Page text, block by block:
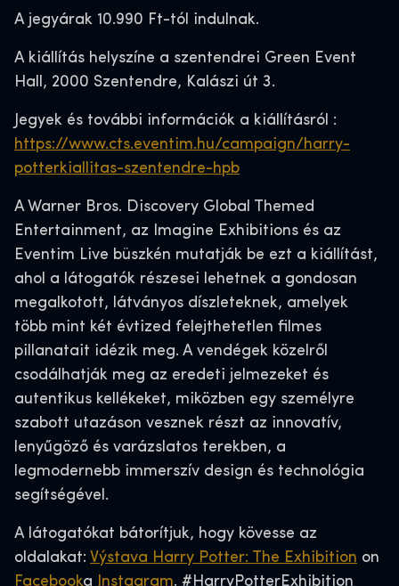
A jegyárak 10.990 Ft-tól indulnak.
A kiállítás helyszíne a szentendrei Green Event
Hall, 2000 Szentendre, Kalászi út 3.
Jegyek és további információk a kiállításról :
https://www.cts.eventim.hu/campaign/harry-
potterkiallitas-szentendre-hpb
A Warner Bros. Discovery Global Themed
Entertainment, az Imagine Exhibitions és az
Eventim Live büszkén mutatják be ezt a kiállítást,
ahol a látogatók részesei lehetnek a gondosan
megalkotott, látványos díszleteknek, amelyek
több mint két évtized felejthetetlen filmes
pillanatait idézik meg. A vendégek közelről
csodálhatják meg az eredeti jelmezeket és
autentikus kellékeket, miközben egy személyre
szabott utazáson vesznek részt az innovatív,
lenyűgöző és varázslatos terekben, a
legmodernebb immerszív design és technológia
segítségével.
A látogatókat bátorítjuk, hogy kövesse az
oldalakat: Výstava Harry Potter: The Exhibition on
Facebooka Instagram. #HarryPotterExhibition